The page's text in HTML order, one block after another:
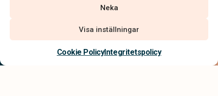
Neka
Visa inställningar
Cookie PolicyIntegritetspolicy
Kontakta oss
har högt ställda krav på utbildning, kvalitet, miljö och arbetsmiljö.